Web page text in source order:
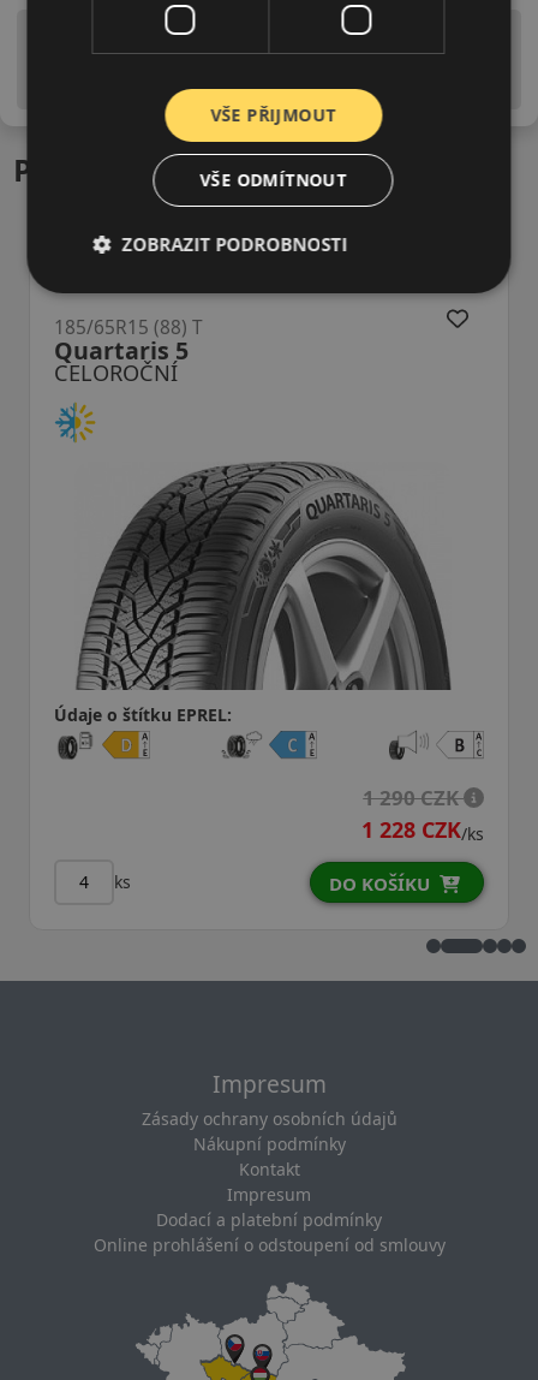
Upozornění! Hodnoty na štítku jsou pouze
informativního charakteru. Mohou být dodány pneumatiky
is EU štítky ve smyslu dosud platné (předchozí) legislativy.
Podobné produkty
CELOROČNÍ
Quartaris 5
185/65R15 (88) T
Údaje o štítku EPREL:
1 290 CZK
1 228 CZK/ks
ks DO KOŠÍKU
Impresum
Zásady ochrany osobních údajů
Nákupní podmínky
Kontakt
Impresum
Dodací a platební podmínky
Online prohlášení o odstoupení od smlouvy
VŠE PŘIJMOUT
VŠE ODMÍTNOUT
ZOBRAZIT PODROBNOSTI